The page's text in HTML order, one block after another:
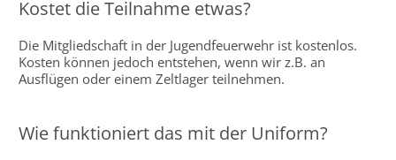
Kostet die Teilnahme etwas?
Die Mitgliedschaft in der Jugendfeuerwehr ist kostenlos.
Kosten können jedoch entstehen, wenn wir z.B. an
Ausflügen oder einem Zeltlager teilnehmen.
Wie funktioniert das mit der Uniform?